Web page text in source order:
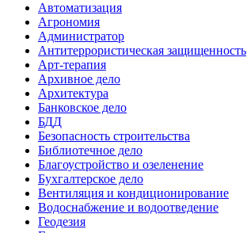
Автоматизация
Агрономия
Администратор
Антитеррористическая защищенность
Арт-терапия
Архивное дело
Архитектура
Банковское дело
БДД
Безопасность строительства
Библиотечное дело
Благоустройство и озеленение
Бухгалтерское дело
Вентиляция и кондиционирование
Водоснабжение и водоотведение
Геодезия